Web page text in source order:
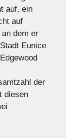
auf, ein
auf
dem er
Eunice
der
diesen